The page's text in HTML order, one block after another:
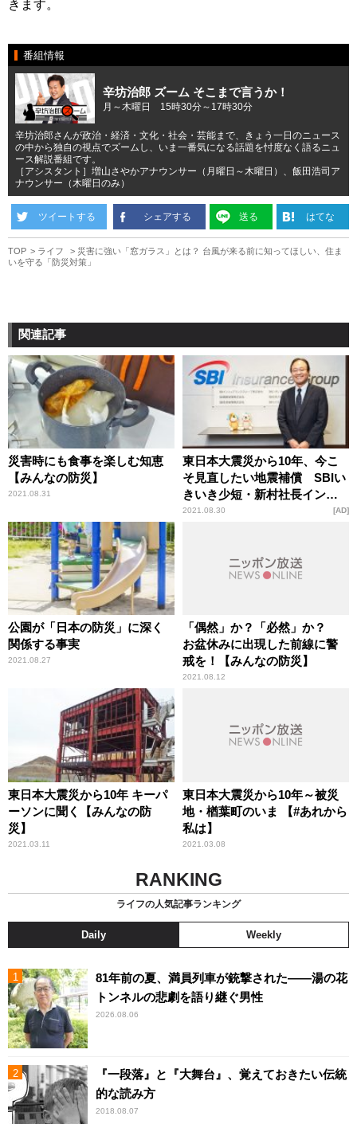
きます。
番組情報
辛坊治郎 ズーム そこまで言うか！
月～木曜日 15時30分～17時30分
辛坊治郎さんが政治・経済・文化・社会・芸能まで、きょう一日のニュース
の中から独自の視点でズームし、いま一番気になる話題を忖度なく語るニュ
ース解説番組です。
［アシスタント］増山さやかアナウンサー（月曜日～木曜日）、飯田浩司ア
ナウンサー（木曜日のみ）
ツイートする シェアする 送る はてな
TOP ライフ
災害に強い「窓ガラス」とは？ 台風が来る前に知ってほしい、住ま
いを守る「防災対策」
関連記事
災害時にも食事を楽しむ知恵
【みんなの防災】
2021.08.31
東日本大震災から10年、今こ
そ見直したい地震補償 SBIい
きいき少短・新村社長インタ
ビュー
2021.08.30 AD
公園が「日本の防災」に深く
関係する事実
2021.08.27
「偶然」か？「必然」か？
お盆休みに出現した前線に警
戒を！【みんなの防災】
2021.08.12
東日本大震災から10年 キーパ
ーソンに聞く【みんなの防
災】
2021.03.11
東日本大震災から10年～被災
地・楢葉町のいま 【#あれから
私は】
2021.03.08
RANKING
ライフの人気記事ランキング
Daily Weekly
81年前の夏、満員列車が銃撃された――湯の花
トンネルの悲劇を語り継ぐ男性
2026.08.06
『一段落』と『大舞台』、覚えておきたい伝統
的な読み方
2018.08.07